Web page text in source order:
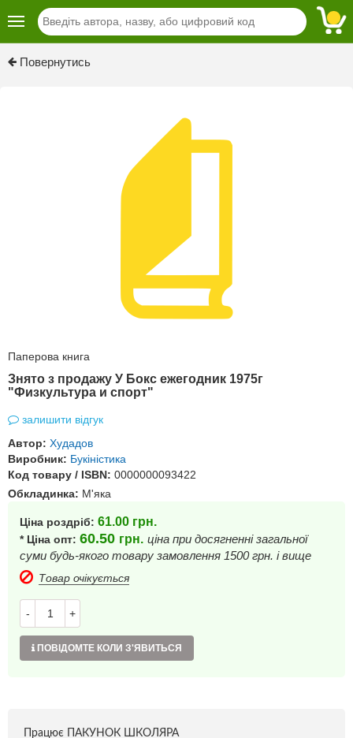
Повернутись
Паперова книга
Знято з продажу У Бокс ежегодник 1975г
"Физкультура и спорт"
залишити відгук
Автор: Худадов
Виробник: Букіністика
Код товару / ISBN: 0000000093422
Обкладинка: М'яка
Ціна роздріб: 61.00 грн.
* Ціна опт: 60.50 грн. ціна при досягненні загальної
суми будь-якого товару замовлення 1500 грн. і вище
Товар очікується
- +
ПОВІДОМТЕ КОЛИ З'ЯВИТЬСЯ
Працює ПАКУНОК ШКОЛЯРА